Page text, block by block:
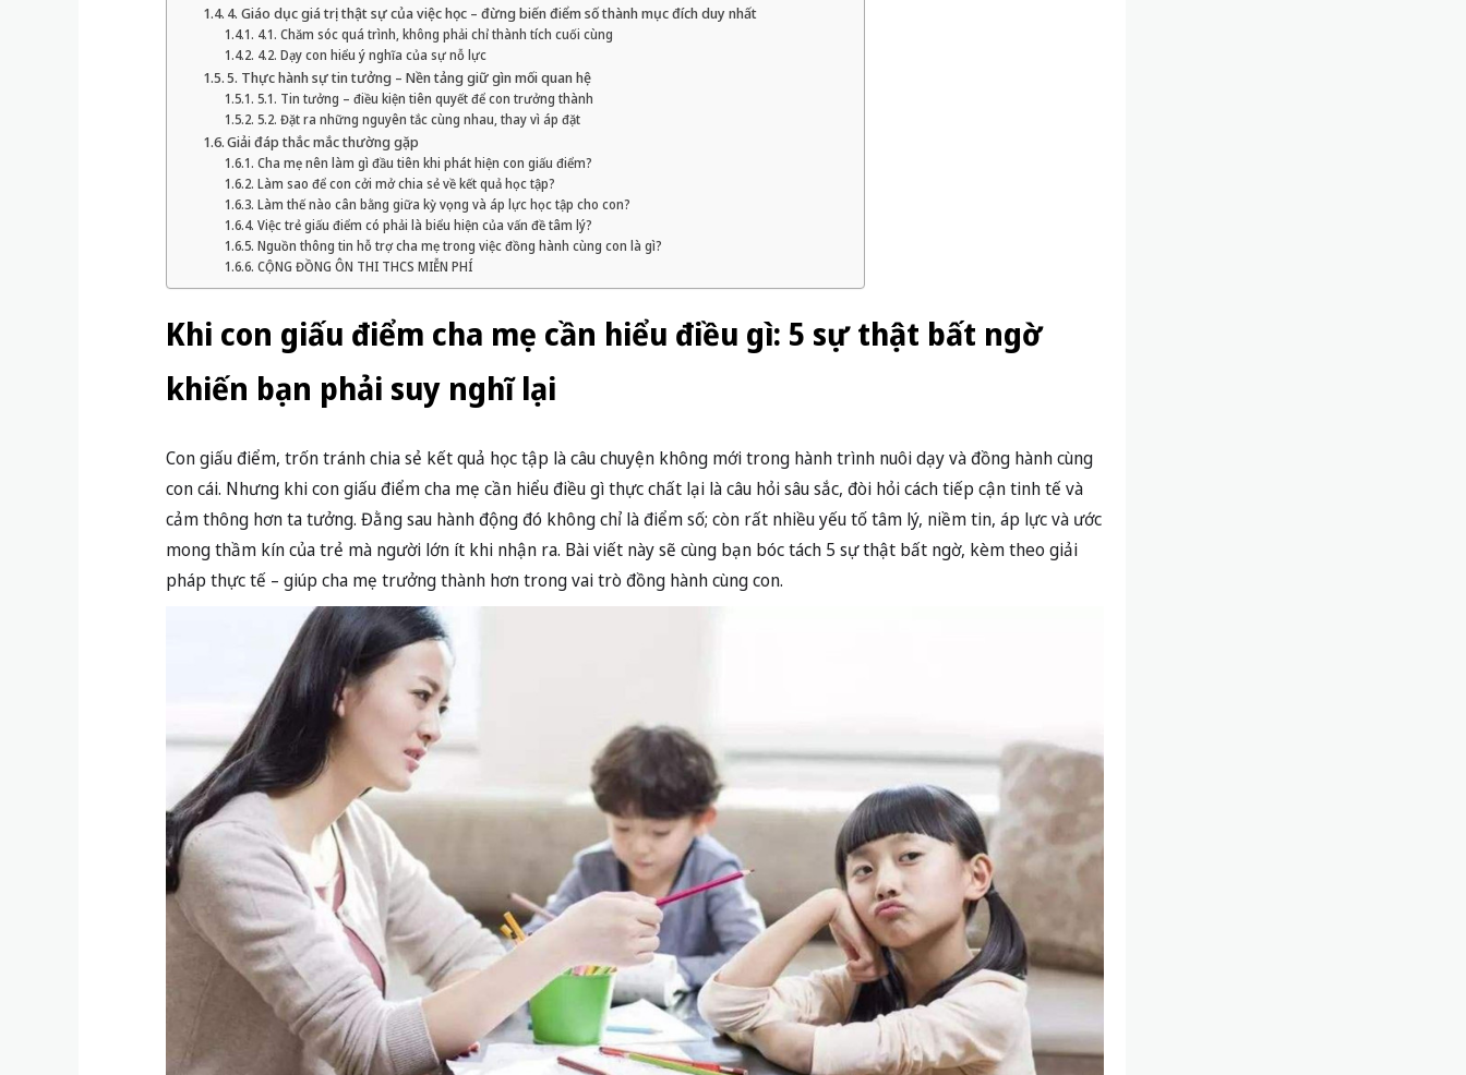
4. Giáo dục giá trị thật sự của việc học – đừng biến điểm số thành mục đích duy nhất
4.1. Chăm sóc quá trình, không phải chỉ thành tích cuối cùng
4.2. Dạy con hiểu ý nghĩa của sự nỗ lực
5. Thực hành sự tin tưởng – Nền tảng giữ gìn mối quan hệ
5.1. Tin tưởng – điều kiện tiên quyết để con trưởng thành
5.2. Đặt ra những nguyên tắc cùng nhau, thay vì áp đặt
Giải đáp thắc mắc thường gặp
Cha mẹ nên làm gì đầu tiên khi phát hiện con giấu điểm?
Làm sao để con cởi mở chia sẻ về kết quả học tập?
Làm thế nào cân bằng giữa kỳ vọng và áp lực học tập cho con?
Việc trẻ giấu điểm có phải là biểu hiện của vấn đề tâm lý?
Nguồn thông tin hỗ trợ cha mẹ trong việc đồng hành cùng con là gì?
CỘNG ĐỒNG ÔN THI THCS MIỄN PHÍ
Khi con giấu điểm cha mẹ cần hiểu điều gì: 5 sự thật bất ngờ
khiến bạn phải suy nghĩ lại
Con giấu điểm, trốn tránh chia sẻ kết quả học tập là câu chuyện không mới trong hành trình nuôi dạy và đồng hành cùng
con cái. Nhưng khi con giấu điểm cha mẹ cần hiểu điều gì thực chất lại là câu hỏi sâu sắc, đòi hỏi cách tiếp cận tinh tế và
cảm thông hơn ta tưởng. Đằng sau hành động đó không chỉ là điểm số; còn rất nhiều yếu tố tâm lý, niềm tin, áp lực và ước
mong thầm kín của trẻ mà người lớn ít khi nhận ra. Bài viết này sẽ cùng bạn bóc tách 5 sự thật bất ngờ, kèm theo giải
pháp thực tế – giúp cha mẹ trưởng thành hơn trong vai trò đồng hành cùng con.